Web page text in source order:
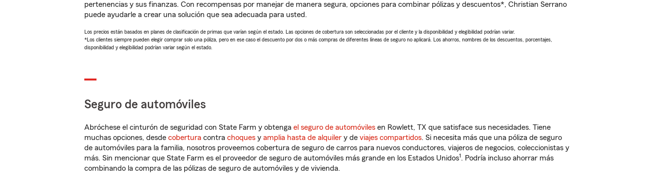
pertenencias y sus finanzas. Con recompensas por manejar de manera segura, opciones para combinar pólizas y descuentos*, Christian Serrano
puede ayudarle a crear una solución que sea adecuada para usted.
Los precios están basados en planes de clasificación de primas que varían según el estado. Las opciones de cobertura son seleccionadas por el cliente y la disponibilidad y elegibilidad podrían variar.
*Los clientes siempre pueden elegir comprar solo una póliza, pero en ese caso el descuento por dos o más compras de diferentes líneas de seguro no aplicará. Los ahorros, nombres de los descuentos, porcentajes,
disponibilidad y elegibilidad podrían variar según el estado.
Seguro de automóviles
Abróchese el cinturón de seguridad con State Farm y obtenga el seguro de automóviles en Rowlett, TX que satisface sus necesidades. Tiene
muchas opciones, desde cobertura contra choques y amplia hasta de alquiler y de viajes compartidos. Si necesita más que una póliza de seguro
de automóviles para la familia, nosotros proveemos cobertura de seguro de carros para nuevos conductores, viajeros de negocios, coleccionistas y
más. Sin mencionar que State Farm es el proveedor de seguro de automóviles más grande en los Estados Unidos1. Podría incluso ahorrar más
combinando la compra de las pólizas de seguro de automóviles y de vivienda.